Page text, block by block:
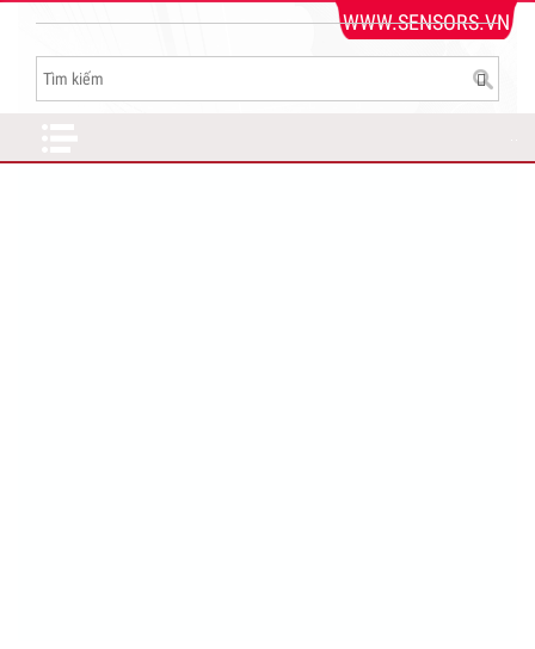
WWW.SENSORS.VN